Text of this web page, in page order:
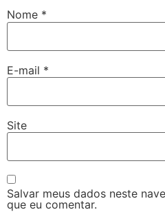
Nome *
E-mail *
Site
Salvar meus dados neste
que eu comentar.